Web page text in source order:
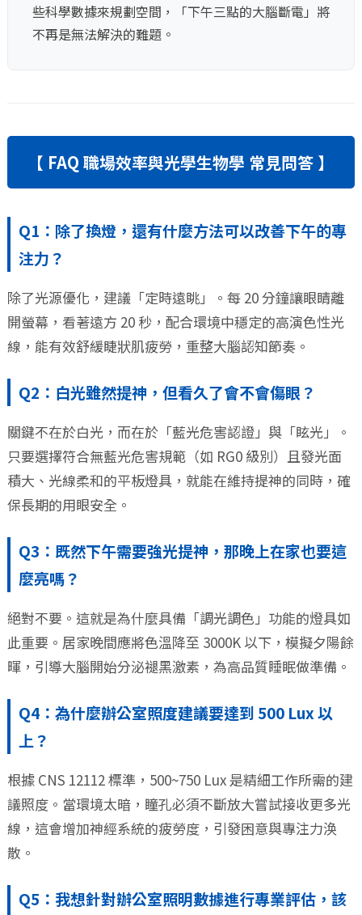
些科學數據來規劃空間，「下午三點的大腦斷電」將
不再是無法解決的難題。
【 FAQ 職場效率與光學生物學 常見問答 】
Q1：除了換燈，還有什麼方法可以改善下午的專
注力？
除了光源優化，建議「定時遠眺」。每 20 分鐘讓眼睛離
開螢幕，看著遠方 20 秒，配合環境中穩定的高演色性光
線，能有效舒緩睫狀肌疲勞，重整大腦認知節奏。
Q2：白光雖然提神，但看久了會不會傷眼？
關鍵不在於白光，而在於「藍光危害認證」與「眩光」。
只要選擇符合無藍光危害規範（如 RG0 級別）且發光面
積大、光線柔和的平板燈具，就能在維持提神的同時，確
保長期的用眼安全。
Q3：既然下午需要強光提神，那晚上在家也要這
麼亮嗎？
絕對不要。這就是為什麼具備「調光調色」功能的燈具如
此重要。居家晚間應將色溫降至 3000K 以下，模擬夕陽餘
暉，引導大腦開始分泌褪黑激素，為高品質睡眠做準備。
Q4：為什麼辦公室照度建議要達到 500 Lux 以
上？
根據 CNS 12112 標準，500~750 Lux 是精細工作所需的建
議照度。當環境太暗，瞳孔必須不斷放大嘗試接收更多光
線，這會增加神經系統的疲勞度，引發困意與專注力涣
散。
Q5：我想針對辦公室照明數據進行專業評估，該